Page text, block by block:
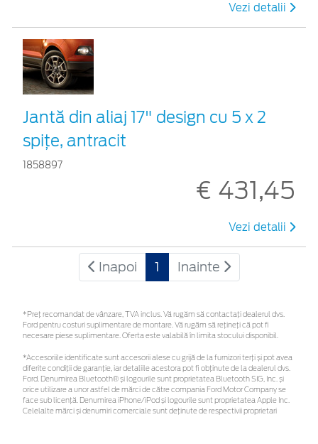
Vezi detalii
Jantă din aliaj 17" design cu 5 x 2
spiţe, antracit
1858897
€ 431,45
Vezi detalii
Inapoi 1 Inainte
*Preţ recomandat de vânzare, TVA inclus. Vă rugăm să contactaţi dealerul dvs.
Ford pentru costuri suplimentare de montare. Vă rugăm să rețineți că pot fi
necesare piese suplimentare. Oferta este valabilă în limita stocului disponibil.
*Accesoriile identificate sunt accesorii alese cu grijă de la furnizori terți și pot avea
diferite condiții de garanție, iar detaliile acestora pot fi obținute de la dealerul dvs.
Ford. Denumirea Bluetooth® și logourile sunt proprietatea Bluetooth SIG, Inc. și
orice utilizare a unor astfel de mărci de către compania Ford Motor Company se
face sub licență. Denumirea iPhone/iPod și logourile sunt proprietatea Apple Inc.
Celelalte mărci și denumiri comerciale sunt deținute de respectivii proprietari